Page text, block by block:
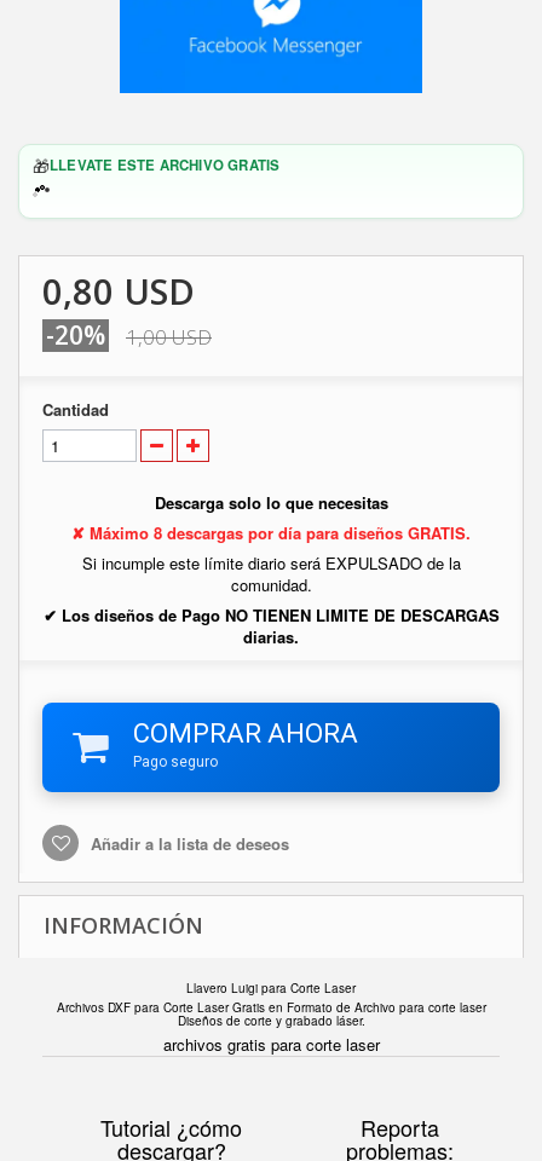
🎁LLEVATE ESTE ARCHIVO GRATIS
0,80 USD
-20% 1,00 USD
Cantidad
Descarga solo lo que necesitas
✘ Máximo 8 descargas por día para diseños GRATIS.
Si incumple este límite diario será EXPULSADO de la
comunidad.
✔ Los diseños de Pago NO TIENEN LIMITE DE DESCARGAS
diarias.
COMPRAR AHORA
Pago seguro
Añadir a la lista de deseos
INFORMACIÓN
Llavero Luigi para Corte Laser
Archivos DXF para Corte Laser Gratis en Formato de Archivo para corte laser
Diseños de corte y grabado láser.
archivos gratis para corte laser
Tutorial ¿cómo
descargar?
Reporta
problemas: